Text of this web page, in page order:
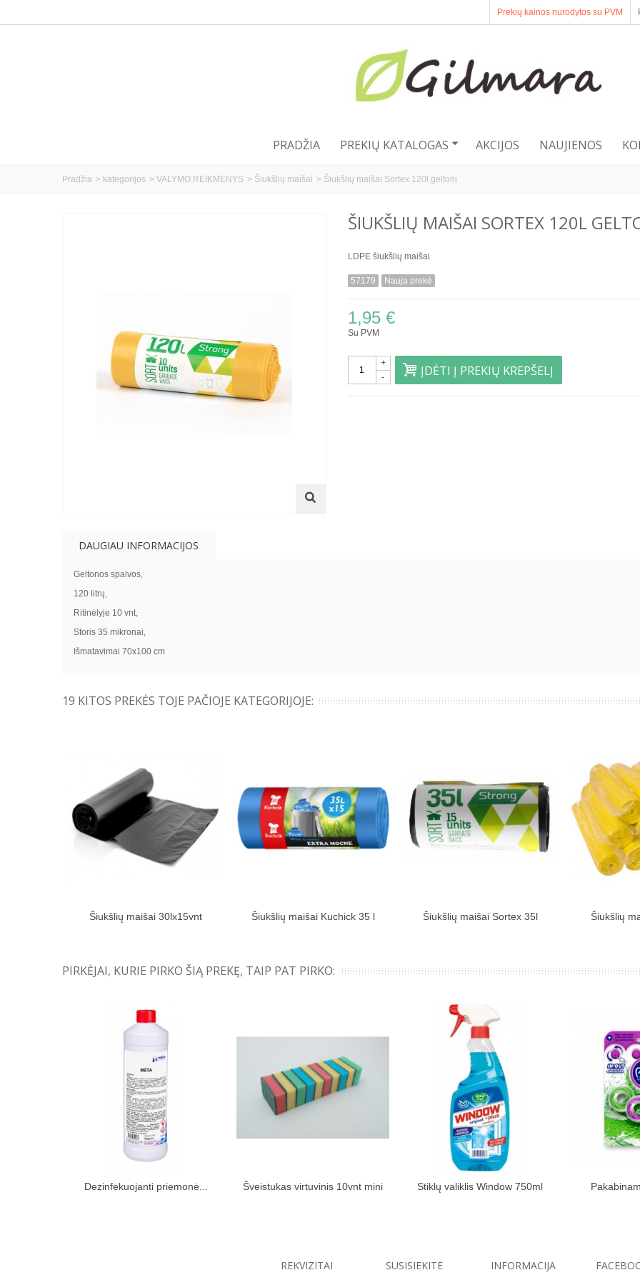
Prekių kainos nurodytos su PVM
PRADŽIA PREKIŲ KATALOGAS AKCIJOS NAUJIENOS
Pradžia > kategorijos > VALYMO REIKMENYS > Šiukšlių maišai > Šiukšlių maišai Sortex 120l geltoni
ŠIUKŠLIŲ MAIŠAI SORTEX 120L
LDPE šiukšlių maišai
57179 Nauja prekė
1,95 €
Su PVM
-
+ ĮDĖTI Į PREKIŲ KREPŠELĮ
DAUGIAU INFORMACIJOS
Geltonos spalvos,
120 litrų,
Ritinėlyje 10 vnt,
Storis 35 mikronai,
Išmatavimai 70x100 cm
19 KITOS PREKĖS TOJE PAČIOJE KATEGORIJOJE:
Įdėti į pirkinių krepšelį
Šiukšlių maišai 30lx15vnt Įdėti į pirkinių krepšelį
Šiukšlių maišai Kuchick 35 l Įdėti į pirkinių krepšelį
Šiukšlių maišai Sortex 35l Įdėti į
Šiukšlių
PIRKĖJAI, KURIE PIRKO ŠIĄ PREKĘ, TAIP PAT PIRKO:
Įdėti į pirkinių krepšelį
Dezinfekuojanti priemonė... Įdėti į pirkinių krepšelį
Šveistukas virtuvinis 10vnt mini Įdėti į pirkinių krepšelį
Stiklų valiklis Window 750ml Įdėti į
REKVIZITAI SUSISIEKITE INFORMACIJA